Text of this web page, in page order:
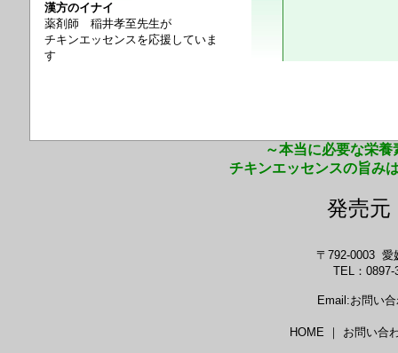
漢方のイナイ
薬剤師 稲井孝至先生が
チキンエッセンスを応援していま
す
～本当に必要な栄
チキンエッセンスの旨み
発売
〒792-0003 愛
TEL：
Email:お問い
HOME ｜ お問い合